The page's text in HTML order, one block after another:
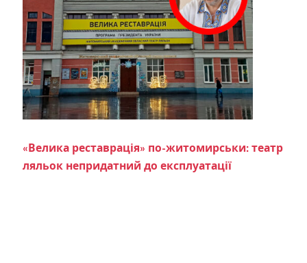
«Велика реставрація» по-житомирськи: театр
ляльок непридатний до експлуатації